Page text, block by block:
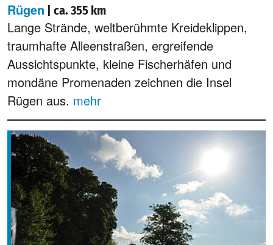
Rügen | ca. 355 km
Lange Strände, weltberühmte Kreideklippen,
traumhafte Alleenstraßen, ergreifende
Aussichtspunkte, kleine Fischerhäfen und
mondäne Promenaden zeichnen die Insel
Rügen aus. mehr